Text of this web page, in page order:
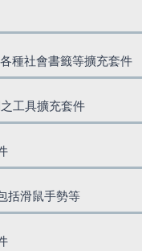
種社會書籤等擴充套件
工具擴充套件
括滑鼠手勢等